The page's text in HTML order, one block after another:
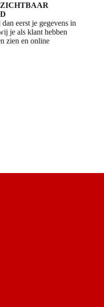
eerst je gegevens in
je als klant hebben
zien en online